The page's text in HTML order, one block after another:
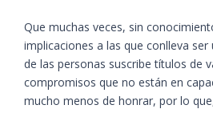
Que muchas veces, sin
implicaciones a las que conlleva
de las personas suscribe títulos de
compromisos que no están en
mucho menos de honrar, por lo